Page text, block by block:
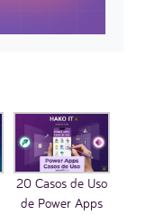
20 Casos de Uso
de Power Apps